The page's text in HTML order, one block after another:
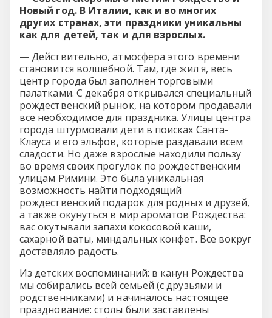
Новый год. В Италии, как и во многих
других странах, эти праздники уникальны
как для детей, так и для взрослых.
— Действительно, атмосфера этого времени
становится волшебной. Там, где жил я, весь
центр города был заполнен торговыми
палатками. С декабря открывался специальный
рождественский рынок, на котором продавали
все необходимое для праздника. Улицы центра
города штурмовали дети в поисках Санта-
Клауса и его эльфов, которые раздавали всем
сладости. Но даже взрослые находили пользу
во время своих прогулок по рождественским
улицам Римини. Это была уникальная
возможность найти подходящий
рождественский подарок для родных и друзей,
а также окунуться в мир ароматов Рождества:
вас окутывали запахи кокосовой каши,
сахарной ваты, миндальных конфет. Все вокруг
доставляло радость.
Из детских воспоминаний: в канун Рождества
мы собирались всей семьей (с друзьями и
родственниками) и начиналось настоящее
празднование: столы были заставлены